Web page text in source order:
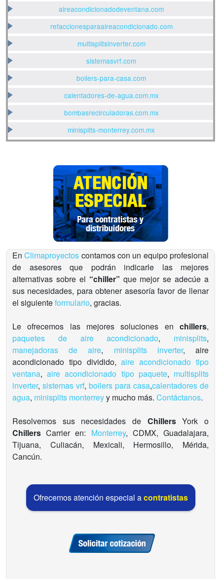
aireacondicionadodeventana.com
refaccionesparaaireacondicionado.com
multisplitsinverter.com
sistemasvrf.com
boilers-para-casa.com
calentadores-de-agua.com.mx
bombasrecirculadoras.com.mx
minisplits-monterrey.com.mx
EnClimaproyectos contamos con un equipo profesional
de asesores que podrán indicarle las mejores
alternativas sobre el “chiller” que mejor se adecúe a
sus necesidades, para obtener asesoría favor de llenar
el siguienteformulario, gracias.
Le ofrecemos las mejores soluciones en chillers,
paquetes de aire acondicionado, minisplits,
manejadoras de aire, minisplits inverter, aire
acondicionado tipo dividido,aire acondicionado tipo
ventana,aire acondicionado tipo paquete, multisplits
inverter, sistemas vrf, boilers para casa,calentadores de
agua, minisplits monterreyy mucho más. Contáctanos.
Resolvemos sus necesidades de ChillersYork o
Chillers Carrier en: Monterrey, CDMX, Guadalajara,
Tijuana, Culiacán, Mexicali, Hermosillo, Mérida,
Cancún.
Ofrecemos atención especial acontratistas